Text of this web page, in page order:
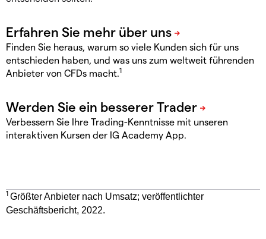
Finden Sie heraus, warum so viele Kunden sich für uns
entschieden haben, und was uns zum weltweit führenden
Anbieter von CFDs macht.1
Verbessern Sie Ihre Trading-Kenntnisse mit unseren
interaktiven Kursen der IG Academy App.
1 Größter Anbieter nach Umsatz; veröffentlichter
Geschäftsbericht, 2022.